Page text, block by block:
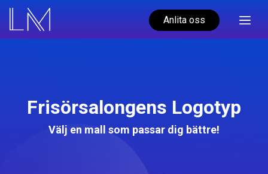
Anlita oss
Frisörsalongens Logotyp
Välj en mall som passar dig bättre!